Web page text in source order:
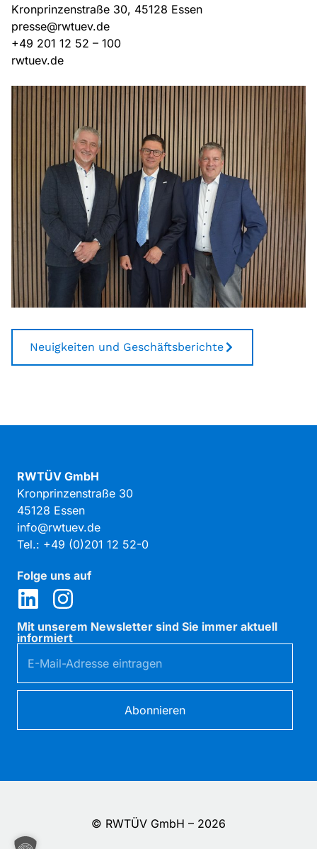
Kronprinzenstraße 30, 45128 Essen
presse@rwtuev.de
+49 201 12 52 – 100
rwtuev.de
Neuigkeiten und Geschäftsberichte
RWTÜV GmbH
Kronprinzenstraße 30
45128 Essen
info@rwtuev.de
Tel.: +49 (0)201 12 52-0
Folge uns auf
Mit unserem Newsletter sind Sie immer aktuell
informiert
Abonnieren
© RWTÜV GmbH – 2026